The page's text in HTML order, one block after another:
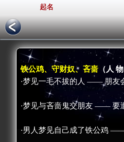
起名
铁公鸡、守财奴、吝啬 （人 物
·梦见一毛不拔的人 —— 朋友
·梦见与吝啬鬼交朋友 —— 要
·男人梦见自己成了铁公鸡